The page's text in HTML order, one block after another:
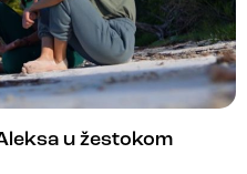
u žestokom